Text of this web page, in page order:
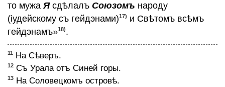
то мужаЯсдѣлалъ Союзомъ народу
(iудейскому съ гейдэнами)17) и Свѣтомъ всѣмъ
гейдэнамъ»18).
11 На Сѣверъ.
12 Съ Урала отъ Синей горы.
13 На Соловецкомъ островѣ.